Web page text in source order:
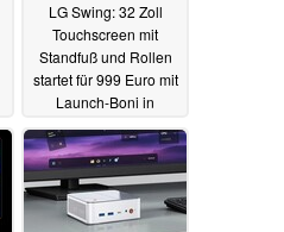
LG Swing: 32 Zoll
Touchscreen mit
Standfuß und Rollen
startet für 999 Euro mit
Launch-Boni in
21.07.2025